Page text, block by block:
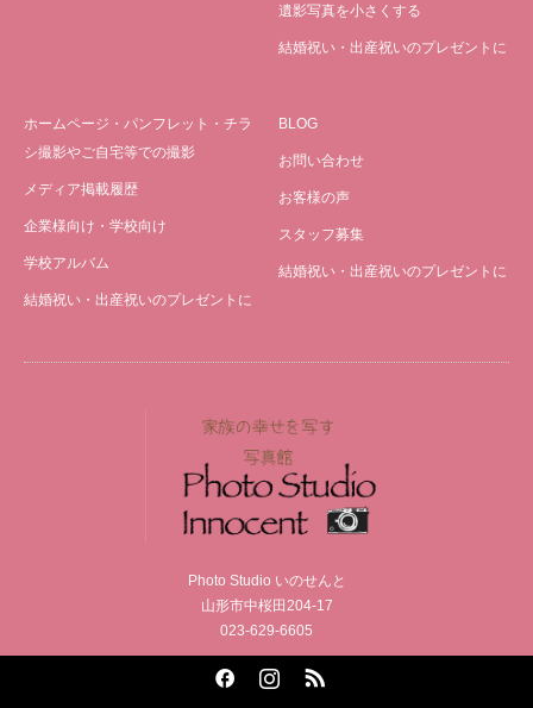
遺影写真を小さくする
結婚祝い・出産祝いのプレゼントに
ホームページ・パンフレット・チラ
シ撮影やご自宅等での撮影
メディア掲載履歴
企業様向け・学校向け
学校アルバム
結婚祝い・出産祝いのプレゼントに
BLOG
お問い合わせ
お客様の声
スタッフ募集
結婚祝い・出産祝いのプレゼントに
Photo Studio いのせんと
山形市中桜田204-17
023-629-6605